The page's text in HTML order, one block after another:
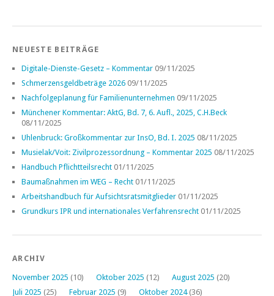
NEUESTE BEITRÄGE
Digitale-Dienste-Gesetz – Kommentar 09/11/2025
Schmerzensgeldbeträge 2026 09/11/2025
Nachfolgeplanung für Familienunternehmen 09/11/2025
Münchener Kommentar: AktG, Bd. 7, 6. Aufl., 2025, C.H.Beck
08/11/2025
Uhlenbruck: Großkommentar zur InsO, Bd. I. 2025 08/11/2025
Musielak/Voit: Zivilprozessordnung – Kommentar 2025 08/11/2025
Handbuch Pflichtteilsrecht 01/11/2025
Baumaßnahmen im WEG – Recht 01/11/2025
Arbeitshandbuch für Aufsichtsratsmitglieder 01/11/2025
Grundkurs IPR und internationales Verfahrensrecht 01/11/2025
ARCHIV
November 2025 (10) Oktober 2025 (12) August 2025 (20)
Juli 2025 (25) Februar 2025 (9) Oktober 2024(36)